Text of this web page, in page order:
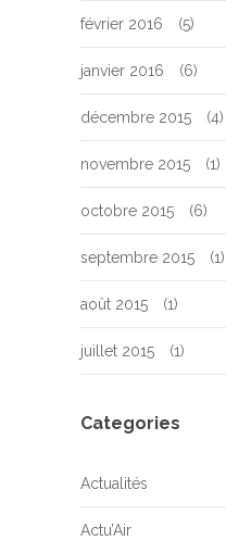
février 2016 (5)
janvier 2016 (6)
décembre 2015 (4)
novembre 2015 (1)
octobre 2015 (6)
septembre 2015 (1)
août 2015 (1)
juillet 2015 (1)
Categories
Actualités
Actu’Air